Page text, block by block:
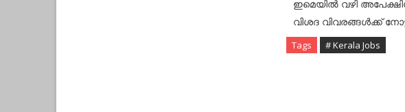
ഇമെയിൽ വഴി
വിശദ വിവരങ്ങൾക്ക്
Tags # Kerala Jobs